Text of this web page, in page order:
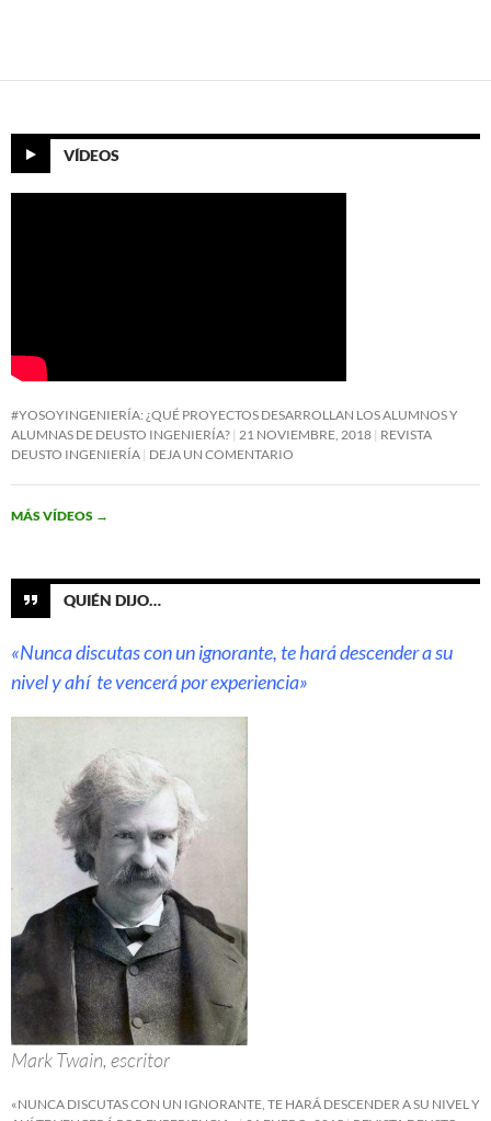
VÍDEOS
#YOSOYINGENIERÍA: ¿QUÉ PROYECTOS DESARROLLAN LOS ALUMNOS Y
ALUMNAS DE DEUSTO INGENIERÍA? 21 NOVIEMBRE, 2018 REVISTA
DEUSTO INGENIERÍA DEJA UN COMENTARIO
MÁS VÍDEOS →
QUIÉN DIJO…
«Nunca discutas con un ignorante, te hará descender a su
nivel y ahí te vencerá por experiencia»
Mark Twain, escritor
«NUNCA DISCUTAS CON UN IGNORANTE, TE HARÁ DESCENDER A SU NIVEL Y